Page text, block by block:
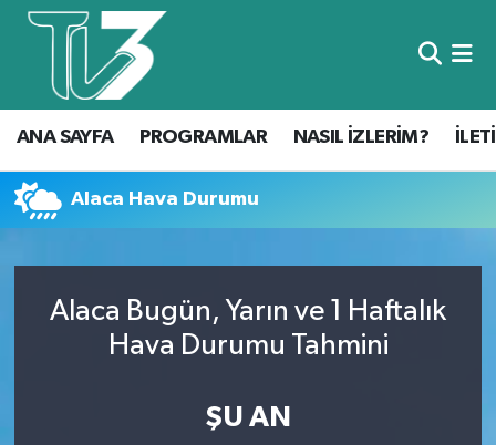
ANA SAYFA PROGRAMLAR NASIL İZLERİM?
Alaca Hava Durumu
Alaca Bugün, Yarın ve 1 Haftalık
Hava Durumu Tahmini
ŞU AN
Foto Galeri
Canlı Yayın
ANA SAYFA
PROGRAMLAR
NASIL İZLERİM?
KÜNYE